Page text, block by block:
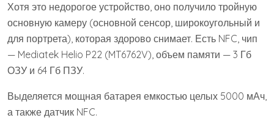
Хотя это недорогое устройство, оно получило тройную
основную камеру (основной сенсор, широкоугольный и
для портрета), которая здорово снимает. Есть NFC, чип
— Mediatek Helio P22 (MT6762V), объем памяти — 3 Гб
ОЗУ и 64 Гб ПЗУ.
Выделяется мощная батарея емкостью целых 5000 мАч,
а также датчик NFC.